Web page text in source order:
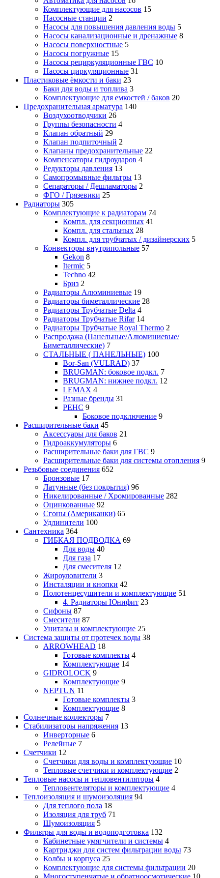
Комплектующие для насосов 15
Насосные станции 2
Насосы для повышения давления воды 5
Насосы канализационные и дренажные 8
Насосы поверхностные 5
Насосы погружные 15
Насосы рециркуляционные ГВС 10
Насосы циркуляционные 31
Пластиковые ёмкости и баки 23
Баки для воды и топлива 3
Комплектующие для емкостей / баков 20
Предохранительная арматура 140
Воздухоотводчики 26
Группы безопасности 4
Клапан обратный 29
Клапан подпиточный 2
Клапаны предохранительные 22
Компенсаторы гидроударов 4
Редукторы давления 13
Самопромывные фильтры 13
Сепараторы / Дешламаторы 2
ФГО / Грязевики 25
Радиаторы 305
Комплектующие к радиаторам 74
Компл. для секционных 41
Компл. для стальных 28
Компл. для трубчатых / дизайнерских 5
Конвекторы внутрипольные 57
Gekon 8
Itermic 5
Techno 42
Бриз 2
Радиаторы Алюминиевые 19
Радиаторы биметаллические 28
Радиаторы Трубчатые Delta 4
Радиаторы Трубчатые Rifar 14
Радиаторы Трубчатые Royal Thermo 2
Распродажа (Панельные/Алюминиевые/
Биметаллические) 7
СТАЛЬНЫЕ ( ПАНЕЛЬНЫЕ) 100
Bor-San (VULRAD) 37
BRUGMAN: боковое подкл. 7
BRUGMAN: нижнее подкл. 12
LEMAX 4
Разные бренды 31
РЕНС 9
Боковое подключение 9
Расширительные баки 45
Аксессуары для баков 21
Гидроаккумуляторы 6
Расширительные баки для ГВС 9
Расширительные баки для системы отопления 9
Резьбовые соединения 652
Бронзовые 17
Латунные (без покрытия) 96
Никелированные / Хромированные 282
Оцинкованные 92
Сгоны (Американки) 65
Удлинители 100
Сантехника 364
ГИБКАЯ ПОДВОДКА 69
Для воды 40
Для газа 17
Для смесителя 12
Жироуловители 3
Инсталяции и кнопки 42
Полотенцесушители и комплектующие 51
4. Радиаторы Юнифит 23
Сифоны 87
Смесители 87
Унитазы и комплектующие 25
Система защиты от протечек воды 38
ARROWHEAD 18
Готовые комплекты 4
Комплектующие 14
GIDROLOCK 9
Комплектующие 9
NEPTUN 11
Готовые комплекты 3
Комплектующие 8
Солнечные коллекторы 7
Стабилизаторы напряжения 13
Инверторные 6
Релейные 7
Счетчики 12
Счетчики для воды и комплектующие 10
Тепловые счетчики и комплектующие 2
Тепловые насосы и тепловентиляторы 4
Тепловентеляторы и комплектующие 4
Теплоизоляция и шумоизоляция 94
Для теплого пола 18
Изоляция для труб 71
Шумоизоляция 5
Фильтры для воды и водоподготовка 132
Кабинетные умягчители и системы 4
Картриджи для систем фильтрации воды 73
Колбы и корпуса 25
Комплектующие для системы фильтрации 20
Многоступенчатые и обратноосмотические 10